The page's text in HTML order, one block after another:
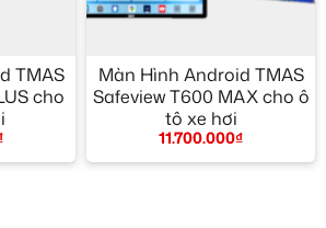
TMAS
cho
Màn Hình Android TMAS
Safeview T600 MAX cho ô
tô xe hơi
11.700.000₫